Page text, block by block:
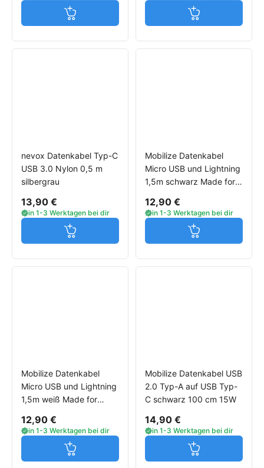
Jetzt in den Warenkorb Jetzt in den
nevox Datenkabel Typ-C
USB 3.0 Nylon 0,5 m
silbergrau
13,90 €
in 1-3 Werktagen bei dir
Jetzt in den Warenkorb
Mobilize Datenkabel
Micro USB und Lightning
1,5m schwarz Made for
12,90 €
in 1-3 Werktagen bei dir
Jetzt in den
Mobilize Datenkabel
Micro USB und Lightning
1,5m weiß Made for
12,90 €
in 1-3 Werktagen bei dir
Jetzt in den Warenkorb
Mobilize Datenkabel USB
2.0 Typ-A auf USB Typ-
C schwarz 100 cm 15W
14,90 €
in 1-3 Werktagen bei dir
Jetzt in den